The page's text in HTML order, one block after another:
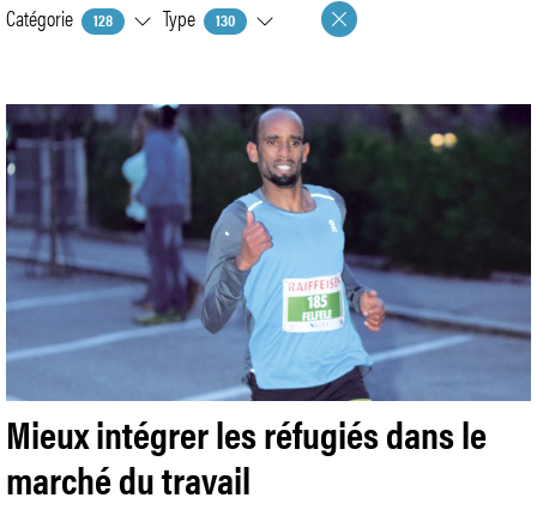
Catégorie 128 Type 130
Mieux intégrer les réfugiés dans le
marché du travail